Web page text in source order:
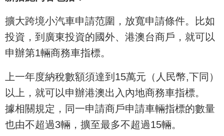
擴大跨境小汽車申請范圍，放寬申請條件。比如
投資，到廣東投資的國外、港澳台商戶，就可以
申辦第1輛商務車指標。
上一年度納稅數額須達到15萬元（人民幣,下同）
以上，就可以申辦港澳出入內地商務車指標。
據相關規定，同一申請商戶申請車輛指標的數量
也由不超過3輛，擴至最多不超過15輛。